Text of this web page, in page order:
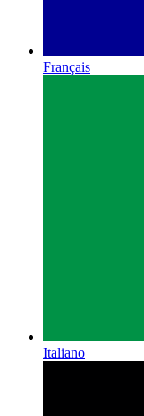
Français
Italiano